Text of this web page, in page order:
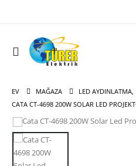
EV MAĞAZA LED AYDINLATMA
CATA CT-4698 200W SOLAR LED